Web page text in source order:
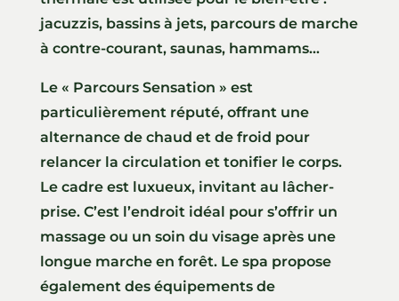
jacuzzis, bassins à jets, parcours de marche
à contre-courant, saunas, hammams…
Le « Parcours Sensation » est
particulièrement réputé, offrant une
alternance de chaud et de froid pour
relancer la circulation et tonifier le corps.
Le cadre est luxueux, invitant au lâcher-
prise. C’est l’endroit idéal pour s’offrir un
massage ou un soin du visage après une
longue marche en forêt. Le spa propose
également des équipements de